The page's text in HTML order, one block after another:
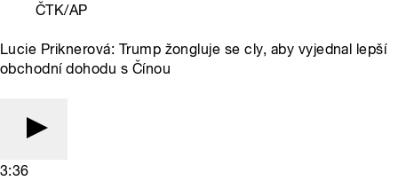
ČTK/AP
Lucie Priknerová: Trump žongluje se cly, aby vyjednal lepší
obchodní dohodu s Čínou
3:36